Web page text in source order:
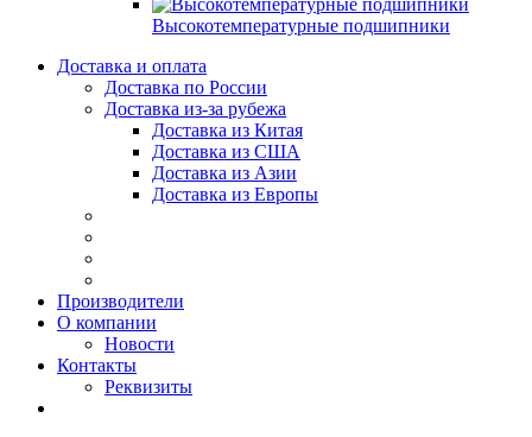
Высокотемпературные подшипники
Доставка и оплата
Доставка по России
Доставка из-за рубежа
Доставка из Китая
Доставка из США
Доставка из Азии
Доставка из Европы
Производители
О компании
Новости
Контакты
Реквизиты